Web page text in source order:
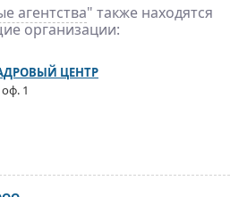
агентства" также находятся
организации:
ЦЕНТР
1